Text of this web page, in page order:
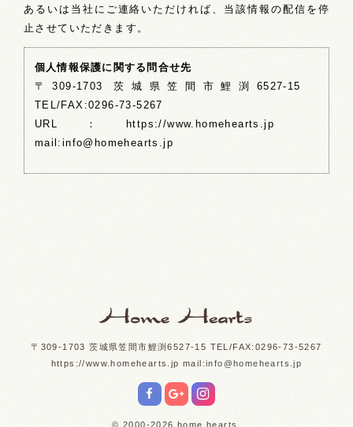
あるいは当社にご連絡いただければ、当該情報の配信を停
止させていただきます。
個人情報保護に関する問合せ先
〒309-1703 茨城県笠間市鯉渕6527-15
TEL/FAX:0296-73-5267
URL：https://www.homehearts.jp
mail:info@homehearts.jp
〒309-1703 茨城県笠間市鯉渕6527-15 TEL/FAX:0296-73-5267
https://www.homehearts.jp mail:info@homehearts.jp
© 2000-2026 home hearts.